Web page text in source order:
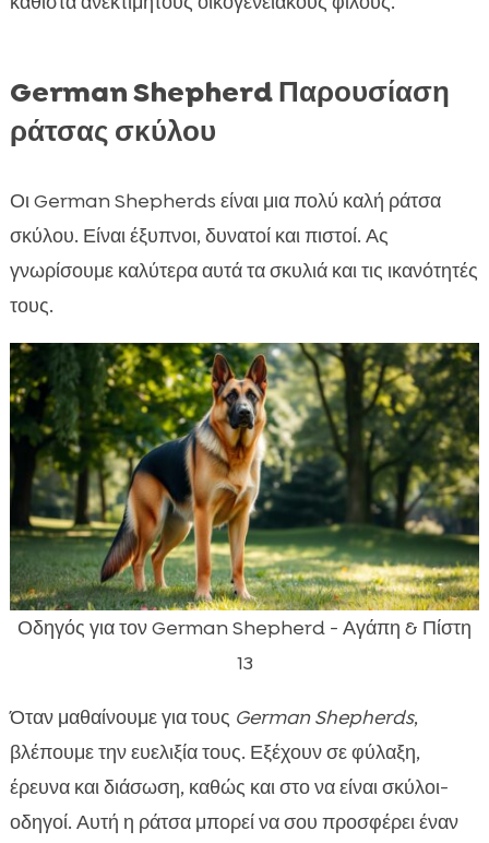
German Shepherd Παρουσίαση
ράτσας σκύλου
Οι German Shepherds είναι μια πολύ καλή ράτσα
σκύλου. Είναι έξυπνοι, δυνατοί και πιστοί. Ας
γνωρίσουμε καλύτερα αυτά τα σκυλιά και τις ικανότητές
τους.
Οδηγός για τον German Shepherd - Αγάπη & Πίστη
13
Όταν μαθαίνουμε για τους German Shepherds,
βλέπουμε την ευελιξία τους. Εξέχουν σε φύλαξη,
έρευνα και διάσωση, καθώς και στο να είναι σκύλοι-
οδηγοί. Αυτή η ράτσα μπορεί να σου προσφέρει έναν